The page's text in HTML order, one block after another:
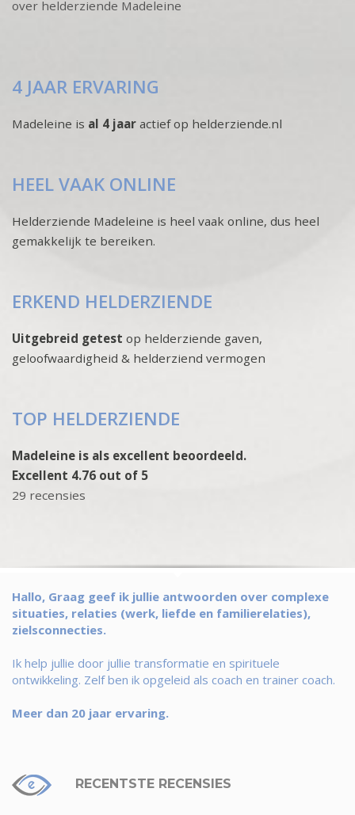
over helderziende Madeleine
4 JAAR ERVARING
Madeleine is al 4 jaar actief op helderziende.nl
HEEL VAAK ONLINE
Helderziende Madeleine is heel vaak online, dus heel
gemakkelijk te bereiken.
ERKEND HELDERZIENDE
Uitgebreid getest op helderziende gaven,
geloofwaardigheid & helderziend vermogen
TOP HELDERZIENDE
Madeleine is als excellent beoordeeld.
Excellent 4.76 out of 5
29 recensies
Hallo, Graag geef ik jullie antwoorden over complexe
situaties, relaties (werk, liefde en familierelaties),
zielsconnecties.
Ik help jullie door jullie transformatie en spirituele
ontwikkeling. Zelf ben ik opgeleid als coach en trainer coach.
Meer dan 20 jaar ervaring.
RECENTSTE RECENSIES